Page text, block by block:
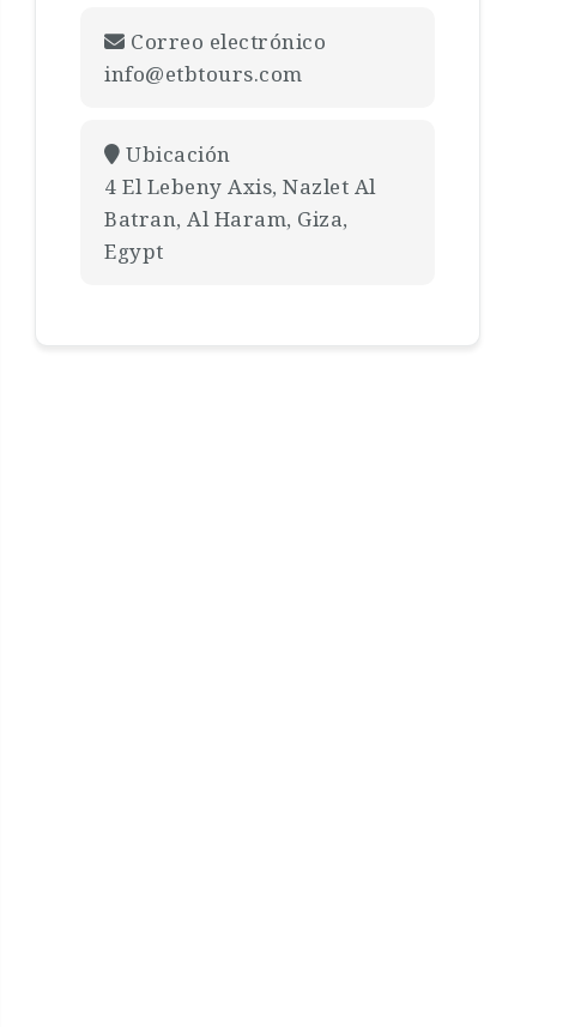
Correo electrónico
info@etbtours.com
Ubicación
4 El Lebeny Axis, Nazlet Al
Batran, Al Haram, Giza,
Egypt